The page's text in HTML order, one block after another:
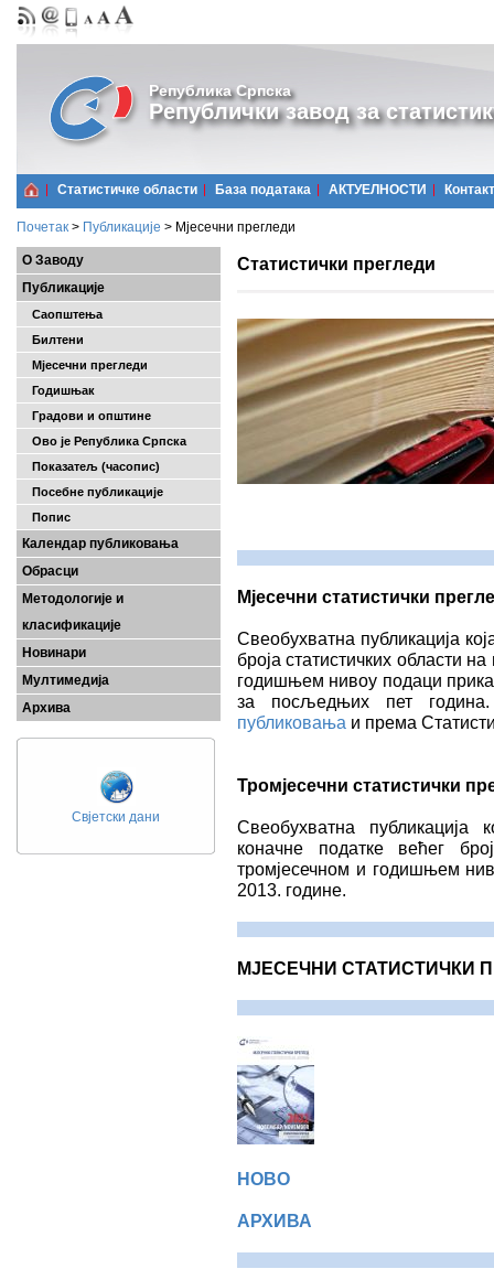
Република Српска
Републички завод за
Статистичке области Базa података АКТУЕЛНОСТИ Контакт
Почетак > Публикације > Мјесечни прегледи
О Заводу
Публикације
Саопштења
Билтени
Мјесечни прегледи
Годишњак
Градови и општине
Ово је Република Српска
Показатељ (часопис)
Посебне публикације
Попис
Календар публиковања
Обрасци
Методологије и
класификације
Новинари
Мултимедија
Архива
Свјетски дани
Статистички прегледи
Мјесечни статистички
Свеобухватна публикација
броја статистичких области
годишњем нивоу подаци
за посљедњих пет
публиковања и према
Тромјесечни статистички
Свеобухватна публикација
коначне податке већег
тромјесечном и годишњем
2013. године.
МЈЕСЕЧНИ СТАТИСТИЧКИ
НОВО
АРХИВА